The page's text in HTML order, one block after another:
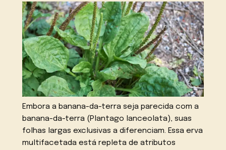
Embora a banana-da-terra seja parecida com a
banana-da-terra (Plantago lanceolata), suas
folhas largas exclusivas a diferenciam. Essa erva
multifacetada está repleta de atributos